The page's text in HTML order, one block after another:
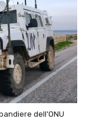
dell’ONU